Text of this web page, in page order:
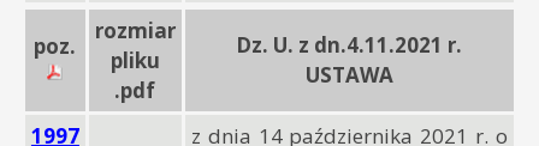
poz.
rozmiar
pliku
.pdf
Dz. U. z dn.4.11.2021 r.
USTAWA
1997
z dnia 14 października 2021 r. o